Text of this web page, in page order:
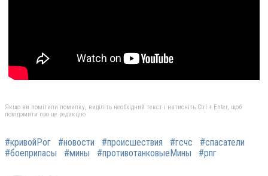
Якщо ви помітили помилку, виділіть необхідний текст і натисніть Ctrl + Enter, щоб
повідомити про це редакцію
#кривойРог #новости #происшествия #гсчс
#спасатели
#боеприпасы
#мины #противотанковыеМины #рпг